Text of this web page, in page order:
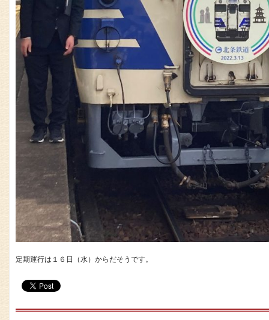
定期運行は１６日（水）からだそうです。